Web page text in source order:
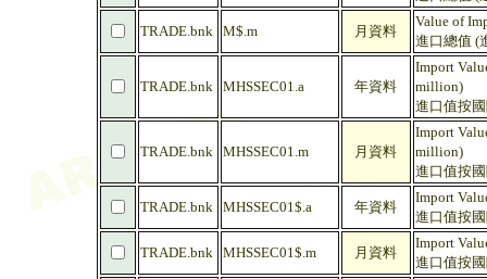
TRADE.bnk M$.m 月資料
Value of
進口總值 (
TRADE.bnk MHSSEC01.a 年資料
Import
million)
進口值按
TRADE.bnk MHSSEC01.m 月資料
Import
million)
進口值按
TRADE.bnk MHSSEC01$.a 年資料
Import
進口值按
TRADE.bnk MHSSEC01$.m 月資料
Import
進口值按